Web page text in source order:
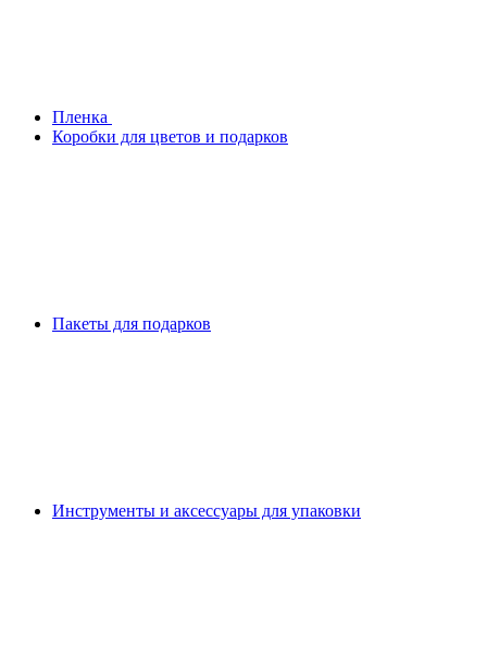
Плeнка
Коробки для цветов и подарков
Пакеты для подарков
Инструменты и аксессуары для упаковки